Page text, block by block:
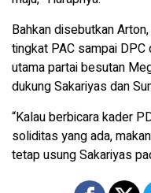
Bahkan disebutkan
tingkat PAC sampai
utama partai besutan
dukung Sakariyas dan
“Kalau berbicara kader
soliditas yang ada,
tetap usung Sakariyas